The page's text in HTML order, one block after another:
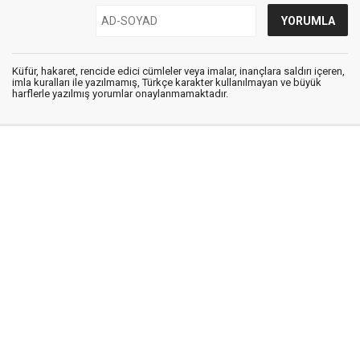
Küfür, hakaret, rencide edici cümleler veya imalar, inançlara saldırı içeren,
imla kuralları ile yazılmamış, Türkçe karakter kullanılmayan ve büyük
harflerle yazılmış yorumlar onaylanmamaktadır.